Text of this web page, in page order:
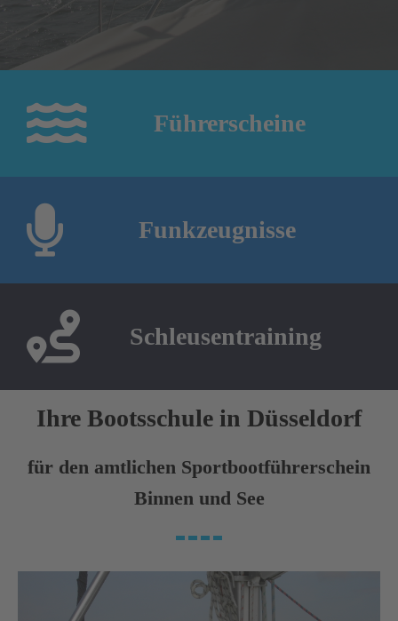
Führerscheine
Funkzeugnisse
Schleusentraining
Ihre Bootsschule in Düsseldorf
für den amtlichen Sportbootführerschein
Binnen und See